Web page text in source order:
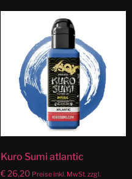
Kuro Sumi atlantic
€26,20 Preise inkl. MwSt. zzgl.